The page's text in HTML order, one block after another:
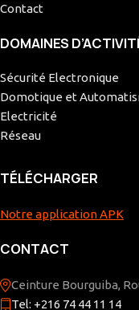
Contact
DOMAINES
Sécurité Electronique
Domotique et
Electricité
Réseau
TÉLÉCHARGER
Notre application APK
CONTACT
Ceinture Bourguiba,
Tel: +216 74 44 11 14